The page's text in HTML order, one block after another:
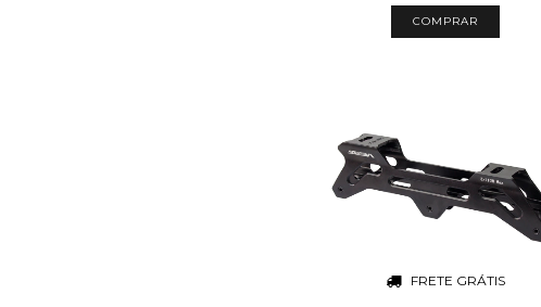
COMPRAR
FRETE GRÁTIS